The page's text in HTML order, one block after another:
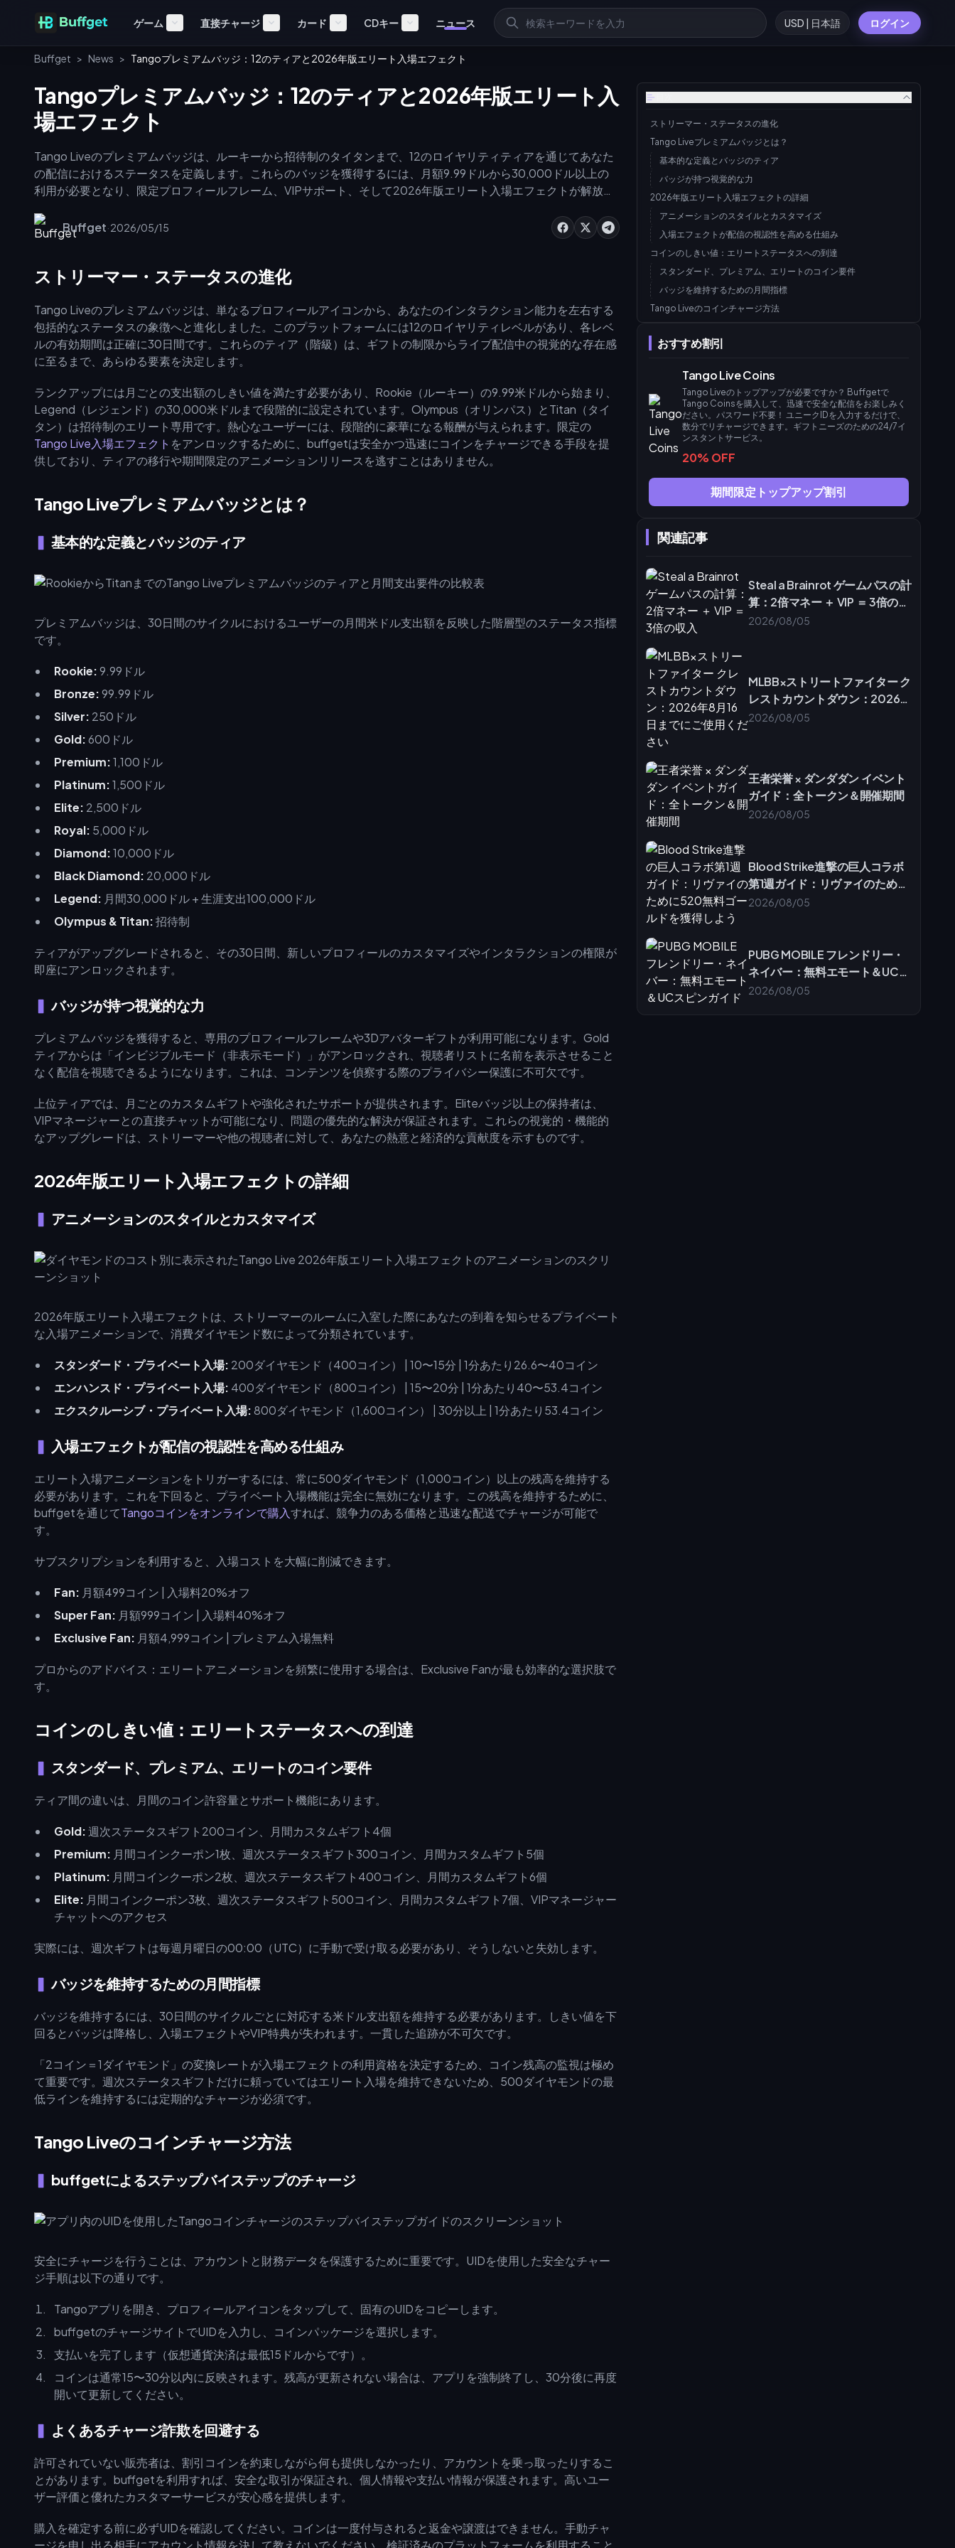
ゲーム 直接チャージ カード CDキー ニュース USD | 日本語 ログイン
Buffget > News > Tangoプレミアムバッジ：12のティアと2026年版エリート入場エフェクト
ストリーマー・ステータスの進化
Tango Liveプレミアムバッジとは？
基本的な定義とバッジのティア
バッジが持つ視覚的な力
2026年版エリート入場エフェクトの詳細
アニメーションのスタイルとカスタマイズ
入場エフェクトが配信の視認性を高める仕組み
コインのしきい値：エリートステータスへの到達
スタンダード、プレミアム、エリートのコイン要件
バッジを維持するための月間指標
Tango Liveのコインチャージ方法
よくあるチャージ詐欺を回避する
バッジメニューの操作
アンロックに関するトラブルシューティング
Tangoコインチャージを最大化するためのヒント
ボーナスコインを得るためのチャージタイミング
エリートステータスを維持するための予算管理
バッジの永続性と有効期限
buffgetで今すぐストリームを盛り上げよう
おすすめ割引
Tango Live Coins
Tango Liveのトップアップが必要ですか？ Buffgetで
Tango Coinsを購入して、迅速で安全な配信をお楽しみく
ださい。パスワード不要！ ユニークIDを入力するだけで、
数分でリチャージできます。ギフトニーズのための24/7イ
ンスタントサービス。
20% OFF
期間限定トップアップ割引
関連記事
Steal a Brainrot ゲームパスの計
算：2倍マネー ＋ VIP ＝ 3倍の収
入
2026/08/05
MLBB×ストリートファイター ク
レストカウントダウン：2026年
8月16日までにご使用ください
2026/08/05
王者栄誉 × ダンダダン イベント
ガイド：全トークン＆開催期間
2026/08/05
Blood Strike進撃の巨人コラボ
第1週ガイド：リヴァイのために
520無料ゴールドを獲得しよう
2026/08/05
PUBG MOBILE フレンドリー・
ネイバー：無料エモート＆UCス
ピンガイド
2026/08/05
Tangoプレミアムバッジ：12のティアと2026年版エリート入
場エフェクト
Tango Liveのプレミアムバッジは、ルーキーから招待制のタイタンまで、12のロイヤリティティアを通じてあなた
の配信におけるステータスを定義します。これらのバッジを獲得するには、月額9.99ドルから30,000ドル以上の
利用が必要となり、限定プロフィールフレーム、VIPサポート、そして2026年版エリート入場エフェクトが解放さ
のエンゲージメントを大幅に高めるプライベート入場アニメーションを有効にすることができます。
Buffget·2026/05/15
ストリーマー・ステータスの進化
Tango Liveのプレミアムバッジは、単なるプロフィールアイコンから、あなたのインタラクション能力を左右する
包括的なステータスの象徴へと進化しました。このプラットフォームには12のロイヤリティレベルがあり、各レベ
ルの有効期間は正確に30日間です。これらのティア（階級）は、ギフトの制限からライブ配信中の視覚的な存在感
に至るまで、あらゆる要素を決定します。
ランクアップには月ごとの支出額のしきい値を満たす必要があり、Rookie（ルーキー）の9.99米ドルから始まり、
Legend（レジェンド）の30,000米ドルまで段階的に設定されています。Olympus（オリンパス）とTitan（タイ
タン）は招待制のエリート専用です。熱心なユーザーには、段階的に豪華になる報酬が与えられます。限定の
Tango Live入場エフェクト をアンロックするために、buffgetは安全かつ迅速にコインをチャージできる手段を提
供しており、ティアの移行や期間限定のアニメーションリリースを逃すことはありません。
Tango Liveプレミアムバッジとは？
基本的な定義とバッジのティア
プレミアムバッジは、30日間のサイクルにおけるユーザーの月間米ドル支出額を反映した階層型のステータス指標
です。
Rookie:9.99ドル
Bronze:99.99ドル
Silver: 250ドル
Gold:600ドル
Premium:1,100ドル
Platinum:1,500ドル
Elite: 2,500ドル
Royal: 5,000ドル
Diamond:10,000ドル
Black Diamond: 20,000ドル
Legend: 月間30,000ドル + 生涯支出100,000ドル
Olympus & Titan:招待制
ティアがアップグレードされると、その30日間、新しいプロフィールのカスタマイズやインタラクションの権限が
即座にアンロックされます。
バッジが持つ視覚的な力
プレミアムバッジを獲得すると、専用のプロフィールフレームや3Dアバターギフトが利用可能になります。Gold
ティアからは「インビジブルモード（非表示モード）」がアンロックされ、視聴者リストに名前を表示させること
なく配信を視聴できるようになります。これは、コンテンツを偵察する際のプライバシー保護に不可欠です。
上位ティアでは、月ごとのカスタムギフトや強化されたサポートが提供されます。Eliteバッジ以上の保持者は、
VIPマネージャーとの直接チャットが可能になり、問題の優先的な解決が保証されます。これらの視覚的・機能的
なアップグレードは、ストリーマーや他の視聴者に対して、あなたの熱意と経済的な貢献度を示すものです。
2026年版エリート入場エフェクトの詳細
アニメーションのスタイルとカスタマイズ
2026年版エリート入場エフェクトは、ストリーマーのルームに入室した際にあなたの到着を知らせるプライベート
な入場アニメーションで、消費ダイヤモンド数によって分類されています。
スタンダード・プライベート入場: 200ダイヤモンド（400コイン） | 10〜15分 | 1分あたり26.6〜40コイン
エンハンスド・プライベート入場: 400ダイヤモンド（800コイン） | 15〜20分 | 1分あたり40〜53.4コイン
エクスクルーシブ・プライベート入場:800ダイヤモンド（1,600コイン） | 30分以上 | 1分あたり53.4コイン
入場エフェクトが配信の視認性を高める仕組み
エリート入場アニメーションをトリガーするには、常に500ダイヤモンド（1,000コイン）以上の残高を維持する
必要があります。これを下回ると、プライベート入場機能は完全に無効になります。この残高を維持するために、
buffgetを通じてTangoコインをオンラインで購入すれば、競争力のある価格と迅速な配送でチャージが可能で
す。
サブスクリプションを利用すると、入場コストを大幅に削減できます。
Fan: 月額499コイン | 入場料20%オフ
Super Fan: 月額999コイン | 入場料40%オフ
Exclusive Fan: 月額4,999コイン | プレミアム入場無料
プロからのアドバイス：エリートアニメーションを頻繁に使用する場合は、Exclusive Fanが最も効率的な選択肢で
す。
コインのしきい値：エリートステータスへの到達
スタンダード、プレミアム、エリートのコイン要件
ティア間の違いは、月間のコイン許容量とサポート機能にあります。
Gold:週次ステータスギフト200コイン、月間カスタムギフト4個
Premium: 月間コインクーポン1枚、週次ステータスギフト300コイン、月間カスタムギフト5個
Platinum: 月間コインクーポン2枚、週次ステータスギフト400コイン、月間カスタムギフト6個
Elite: 月間コインクーポン3枚、週次ステータスギフト500コイン、月間カスタムギフト7個、VIPマネージャー
チャットへのアクセス
実際には、週次ギフトは毎週月曜日の00:00（UTC）に手動で受け取る必要があり、そうしないと失効します。
バッジを維持するための月間指標
バッジを維持するには、30日間のサイクルごとに対応する米ドル支出額を維持する必要があります。しきい値を下
回るとバッジは降格し、入場エフェクトやVIP特典が失われます。一貫した追跡が不可欠です。
「2コイン＝1ダイヤモンド」の変換レートが入場エフェクトの利用資格を決定するため、コイン残高の監視は極め
て重要です。週次ステータスギフトだけに頼っていてはエリート入場を維持できないため、500ダイヤモンドの最
低ラインを維持するには定期的なチャージが必須です。
Tango Liveのコインチャージ方法
buffgetによるステップバイステップのチャージ
安全にチャージを行うことは、アカウントと財務データを保護するために重要です。UIDを使用した安全なチャー
ジ手順は以下の通りです。
Tangoアプリを開き、プロフィールアイコンをタップして、固有のUIDをコピーします。
buffgetのチャージサイトでUIDを入力し、コインパッケージを選択します。
支払いを完了します（仮想通貨決済は最低15ドルからです）。
コインは通常15〜30分以内に反映されます。残高が更新されない場合は、アプリを強制終了し、30分後に再度
開いて更新してください。
よくあるチャージ詐欺を回避する
許可されていない販売者は、割引コインを約束しながら何も提供しなかったり、アカウントを乗っ取ったりするこ
とがあります。buffgetを利用すれば、安全な取引が保証され、個人情報や支払い情報が保護されます。高いユー
ザー評価と優れたカスタマーサービスが安心感を提供します。
購入を確定する前に必ずUIDを確認してください。コインは一度付与されると返金や譲渡はできません。手動チャ
ージを申し出る相手にアカウント情報を決して教えないでください。検証済みのプラットフォームを利用すること